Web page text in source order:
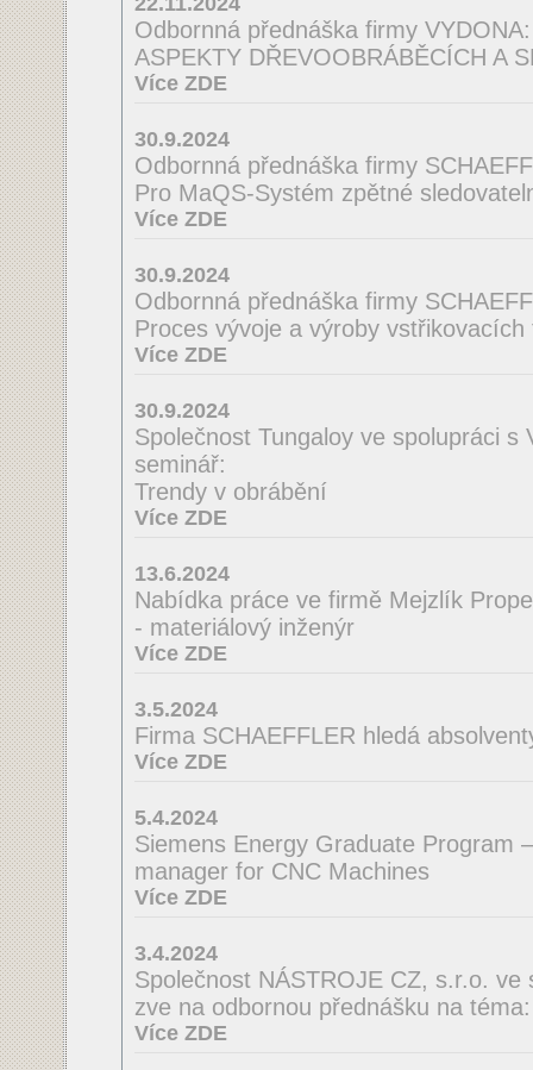
Odbornná přednáška firmy VYDONA:
ASPEKTY DŘEVOOBRÁBĚCÍCH A
Více ZDE
30.9.2024
Odbornná přednáška firmy
Pro MaQS-Systém zpětné
Více ZDE
30.9.2024
Odbornná přednáška firmy
Proces vývoje a výroby vstřikovacích
Více ZDE
30.9.2024
Společnost Tungaloy ve spolupráci s
seminář:
Trendy v obrábění
Více ZDE
13.6.2024
Nabídka práce ve firmě Mejzlík
- materiálový inženýr
Více ZDE
3.5.2024
Firma SCHAEFFLER hledá
Více ZDE
5.4.2024
Siemens Energy Graduate Program
manager for CNC Machines
Více ZDE
3.4.2024
Společnost NÁSTROJE CZ, s.r.o. ve
zve na odbornou přednášku na
Více ZDE